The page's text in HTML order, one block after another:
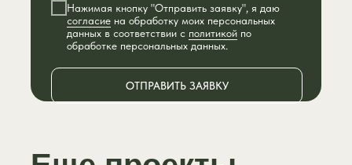
Нажимая кнопку "Отправить заявку", я даю
согласие на обработку моих персональных
данных в соответствии с политикой по
обработке персональных данных.
ОТПРАВИТЬ ЗАЯВКУ